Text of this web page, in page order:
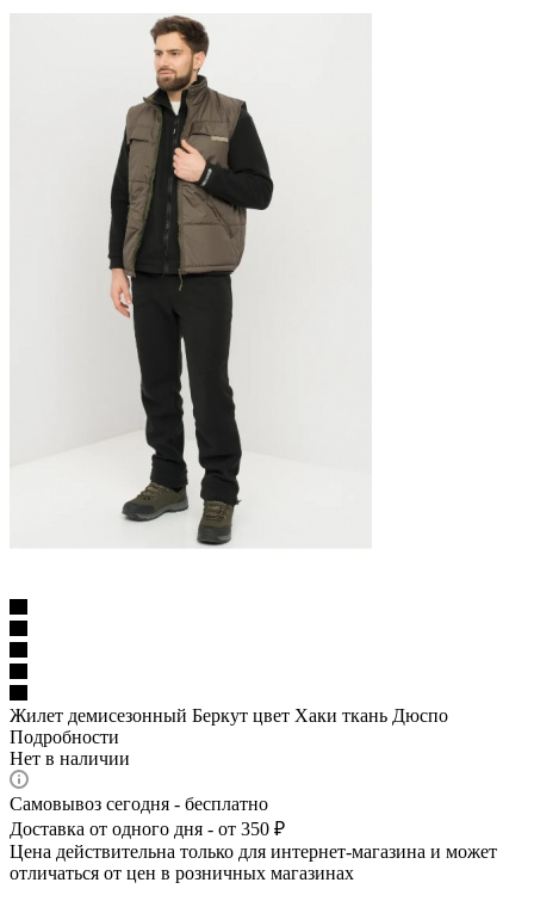
Жилет демисезонный Беркут цвет Хаки ткань Дюспо
Подробности
Нет в наличии
Самовывоз сегодня - бесплатно
Доставка от одного дня - от 350 ₽
Цена действительна только для интернет-магазина и может
отличаться от цен в розничных магазинах